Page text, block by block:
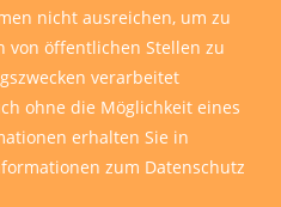
nicht ausreichen, um zu
von öffentlichen Stellen zu
verarbeitet
ohne die Möglichkeit eines
erhalten Sie in
zum Datenschutz